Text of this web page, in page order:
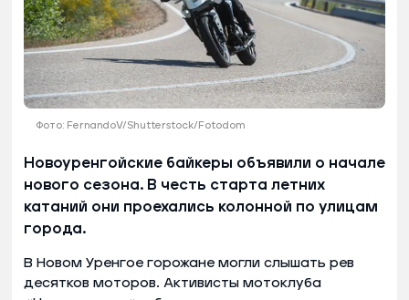
Фото: FernandoV/Shutterstock/Fotodom
Новоуренгойские байкеры объявили о начале
нового сезона. В честь старта летних
катаний они проехались колонной по улицам
города.
В Новом Уренгое горожане могли слышать рев
десятков моторов. Активисты мотоклуба